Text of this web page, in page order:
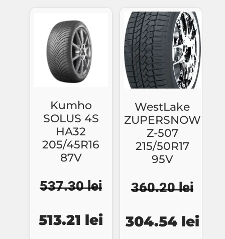
fost:
357.68 lei.
327.14 lei.
fost:
164.71 lei.
Kumho
SOLUS 4S
HA32
205/45R16
87V
537.30lei
inițial
513.21 lei
curent
WestLake
ZUPERSNOW
Z-507
215/50R17
95V
360.20lei
inițial
304.54 lei